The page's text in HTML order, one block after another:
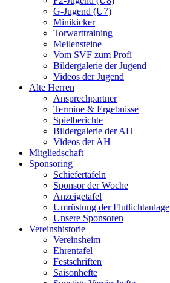
G-Jugend (U7)
Minikicker
Torwarttraining
Meilensteine
Vom SVF zum Profi
Bildergalerie der Jugend
Videos der Jugend
Alte Herren
Ansprechpartner
Termine & Ergebnisse
Spielberichte
Bildergalerie der AH
Videos der AH
Mitgliedschaft
Sponsoring
Schiefertafeln
Sponsor der Woche
Anzeigetafel
Umrüstung der Flutlichtanlage
Unsere Sponsoren
Vereinshistorie
Vereinsheim
Ehrentafel
Festschriften
Saisonhefte